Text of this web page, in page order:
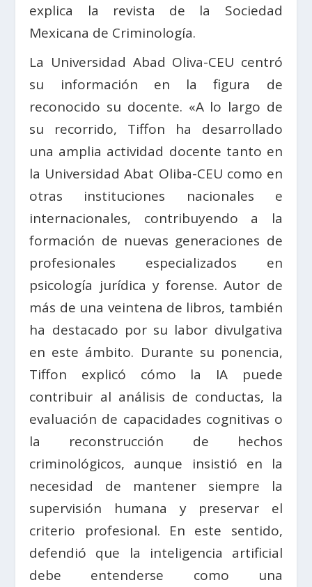
explica la revista de la Sociedad
Mexicana de Criminología.
La Universidad Abad Oliva-CEU centró
su información en la figura de
reconocido su docente. «A lo largo de
su recorrido, Tiffon ha desarrollado
una amplia actividad docente tanto en
la Universidad Abat Oliba-CEU como en
otras instituciones nacionales e
internacionales, contribuyendo a la
formación de nuevas generaciones de
profesionales especializados en
psicología jurídica y forense. Autor de
más de una veintena de libros, también
ha destacado por su labor divulgativa
en este ámbito. Durante su ponencia,
Tiffon explicó cómo la IA puede
contribuir al análisis de conductas, la
evaluación de capacidades cognitivas o
la reconstrucción de hechos
criminológicos, aunque insistió en la
necesidad de mantener siempre la
supervisión humana y preservar el
criterio profesional. En este sentido,
defendió que la inteligencia artificial
debe entenderse como una